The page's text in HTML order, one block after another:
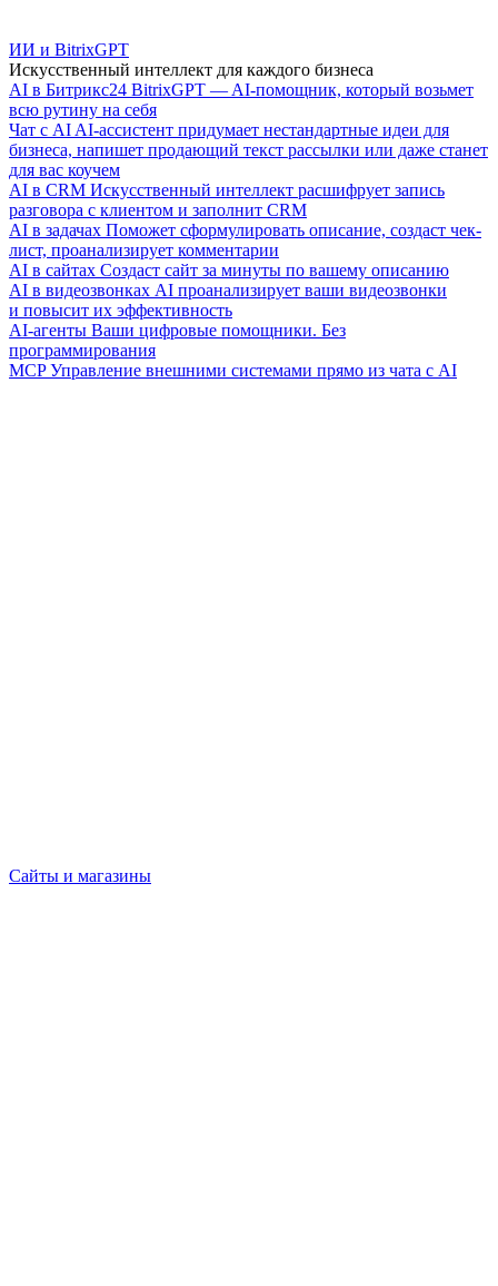
ИИ и BitrixGPT
Искусственный интеллект для каждого бизнеса
AI в Битрикс24 BitrixGPT — AI-помощник, который возьмет
всю рутину на себя
Чат с AI AI-ассистент придумает нестандартные идеи для
бизнеса, напишет продающий текст рассылки или даже станет
для вас коучем
AI в CRM Искусственный интеллект расшифрует запись
разговора с клиентом и заполнит CRM
AI в задачах Поможет сформулировать описание, создаст чек-
лист, проанализирует комментарии
AI в сайтах Создаст сайт за минуты по вашему описанию
AI в видеозвонках AI проанализирует ваши видеозвонки
и повысит их эффективность
AI-агенты Ваши цифровые помощники. Без
программирования
MCP Управление внешними системами прямо из чата с AI
Сайты и магазины